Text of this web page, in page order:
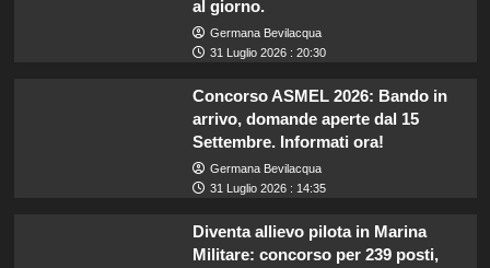
al giorno.
Germana Bevilacqua
31 Luglio 2026 : 20:30
Concorso ASMEL 2026: Bando in
arrivo, domande aperte dal 15
Settembre. Informati ora!
Germana Bevilacqua
31 Luglio 2026 : 14:35
Diventa allievo pilota in Marina
Militare: concorso per 239 posti,